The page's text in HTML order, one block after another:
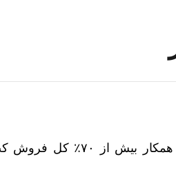
از بین این کانال‌های